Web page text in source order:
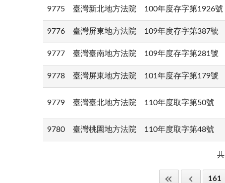
9775 臺灣新北地方法院 100年度存字第1926號
9776 臺灣屏東地方法院 109年度存字第387號
9777 臺灣臺南地方法院 109年度存字第281號
9778 臺灣屏東地方法院 101年度存字第179號
9779 臺灣臺北地方法院 110年度取字第50號
9780 臺灣桃園地方法院 110年度取字第48號
共
161